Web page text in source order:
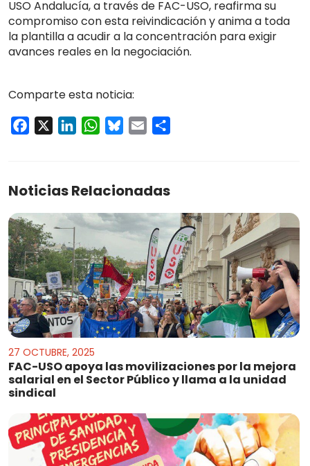
USO Andalucía, a través de FAC-USO, reafirma su
compromiso con esta reivindicación y anima a toda
la plantilla a acudir a la concentración para exigir
avances reales en la negociación.
Comparte esta noticia:
Facebook LinkedInWhatsApp
Bluesky
Email
Noticias Relacionadas
27 OCTUBRE, 2025
FAC-USO apoya las movilizaciones por la mejora
salarial en el Sector Público y llama a la unidad
sindical